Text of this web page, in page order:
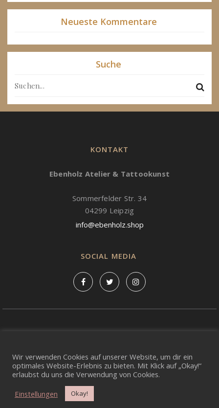
Neueste Kommentare
Suche
KONTAKT
Ebenholz Atelier & Tattookunst
Sommerfelder Str. 34
04299 Leipzig
info@ebenholz.shop
SOCIAL MEDIA
IMPRESSUM
Wir verwenden Cookies auf unserer Website, um dir ein
optimales Website-Erlebnis zu bieten. Mit Klick auf „Okay!“
erlaubst du uns die Verwendung von Cookies.
Einstellungen
Okay!